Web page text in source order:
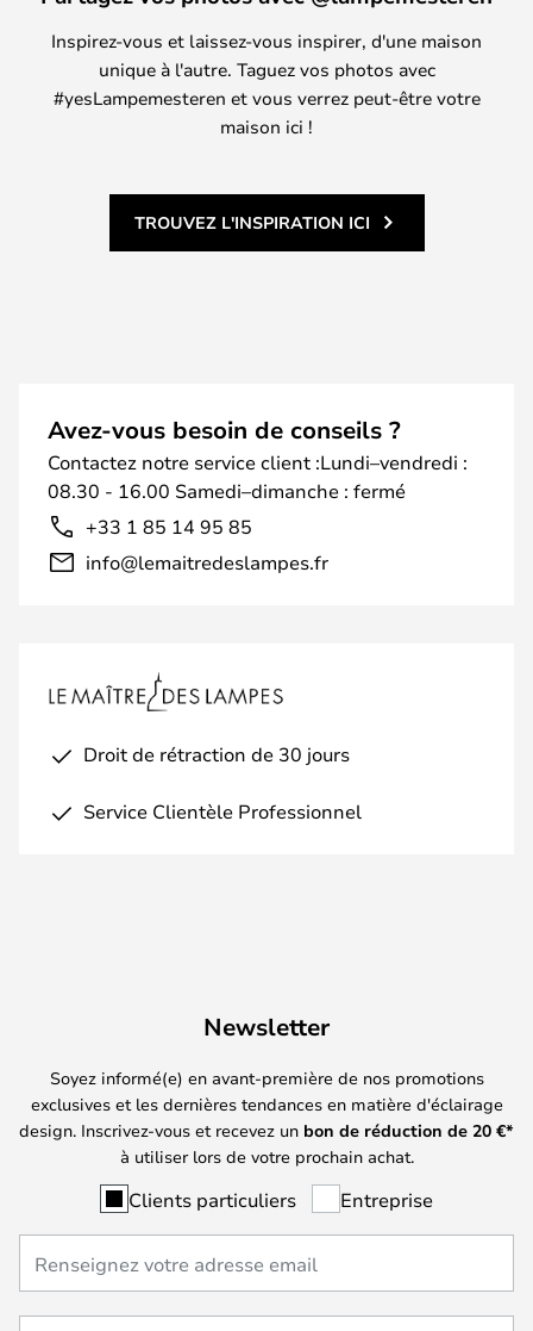
Inspirez-vous et laissez-vous inspirer, d'une maison
unique à l'autre. Taguez vos photos avec
#yesLampemesteren et vous verrez peut-être votre
maison ici !
TROUVEZ L'INSPIRATION ICI
Avez-vous besoin de conseils ?
Contactez notre service client :Lundi–vendredi :
08.30 - 16.00 Samedi–dimanche : fermé
+33 1 85 14 95 85
info@lemaitredeslampes.fr
Droit de rétraction de 30 jours
Service Clientèle Professionnel
Newsletter
Soyez informé(e) en avant-première de nos promotions
exclusives et les dernières tendances en matière d'éclairage
design. Inscrivez-vous et recevez un bon de réduction de 20 €*
à utiliser lors de votre prochain achat.
Clients particuliers Entreprise